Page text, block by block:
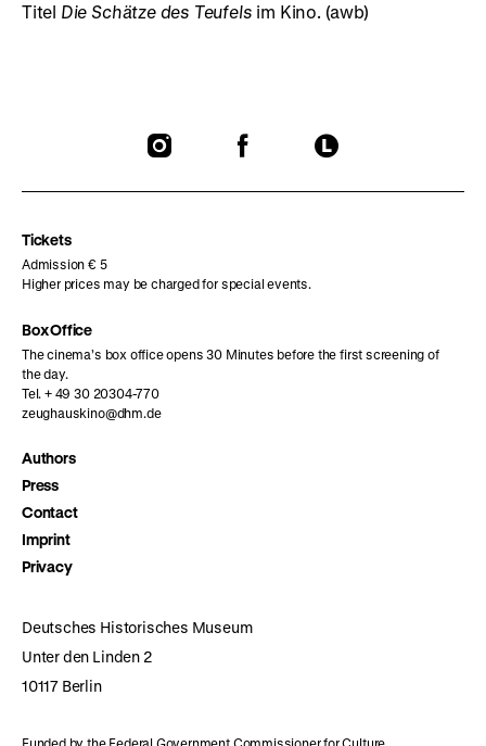
Titel Die Schätze des Teufels im Kino. (awb)
To
To
To
Tickets
Admission € 5
Higher prices may be charged for special events.
Box Office
The cinema’s box office opens 30 Minutes before the first screening of
the day.
Tel. + 49 30 20304-770
zeughauskino@dhm.de
Authors
Press
Contact
Imprint
Privacy
Deutsches Historisches Museum
Unter den Linden 2
10117 Berlin
Funded by the Federal Government Commissioner for Culture